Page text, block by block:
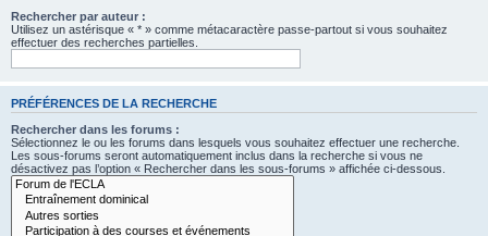
Rechercher par auteur :
Utilisez un astérisque « * » comme métacaractère passe-partout si vous souhaitez
effectuer des recherches partielles.
PRÉFÉRENCES DE LA RECHERCHE
Rechercher dans les forums :
Sélectionnez le ou les forums dans lesquels vous souhaitez effectuer une recherche.
Les sous-forums seront automatiquement inclus dans la recherche si vous ne
désactivez pas l’option « Rechercher dans les sous-forums » affichée ci-dessous.